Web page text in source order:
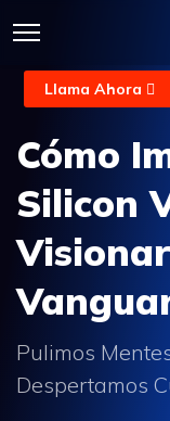
Llama Ahora
Cómo
Silicon
Pulimos
Despertamos